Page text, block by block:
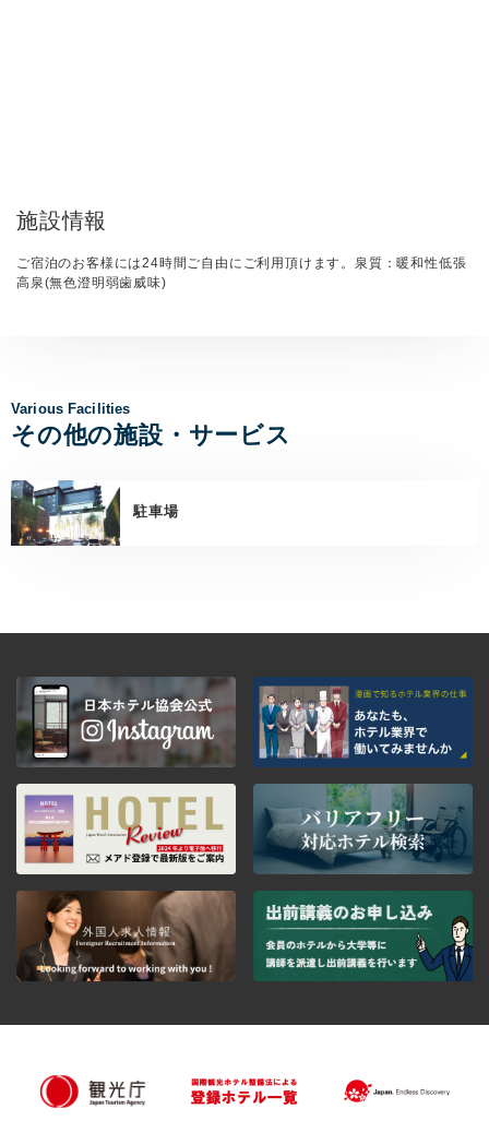
施設情報
ご宿泊のお客様には24時間ご自由にご利用頂けます。泉質：暖和性低張
高泉(無色澄明弱歯威味)
Various Facilities
その他の施設・サービス
駐車場